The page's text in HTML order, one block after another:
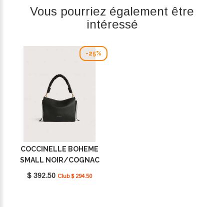
Vous pourriez également être
intéressé
-25%
COCCINELLE BOHEME
SMALL NOIR/COGNAC
E1M50580101_613
$ 392.50 Club $ 294.50